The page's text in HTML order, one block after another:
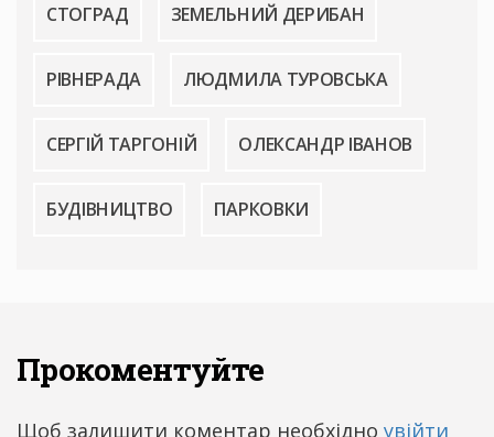
СТОГРАД ЗЕМЕЛЬНИЙ ДЕРИБАН
РІВНЕРАДА ЛЮДМИЛА ТУРОВСЬКА
СЕРГІЙ ТАРГОНІЙ ОЛЕКСАНДР ІВАНОВ
БУДІВНИЦТВО ПАРКОВКИ
Прокоментуйте
Щоб залишити коментар необхідно увійти